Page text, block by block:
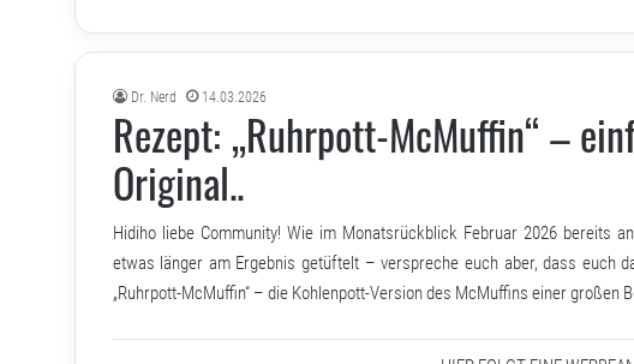
Dr. Nerd 14.03.2026
Rezept: „Ruhrpott-McMuffin“ –
Original..
Hidiho liebe Community! Wie im Monatsrückblick Februar 2026 bereits
etwas länger am Ergebnis getüftelt – verspreche euch aber, dass euch
„Ruhrpott-McMuffin“ – die Kohlenpott-Version des McMuffins einer großen